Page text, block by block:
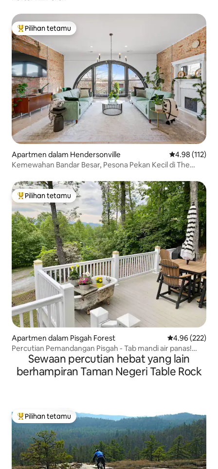
Pilihan utama tetamu
Pilihan tetamu
Apartmen dalam Hendersonville Penarafan
4.98 (112)
Kemewahan Bandar Besar, Pesona Pekan Kecil di The
Pilihan utama tetamu
Pilihan tetamu
Apartmen dalam Pisgah Forest Penarafan
4.96 (222)
Percutian Pemandangan Pisgah - Tab mandi air panas!
Pemandangan indah!
Sewaan percutian hebat yang lain
berhampiran Taman Negeri Table Rock
Pilihan utama tetamu
Pilihan tetamu